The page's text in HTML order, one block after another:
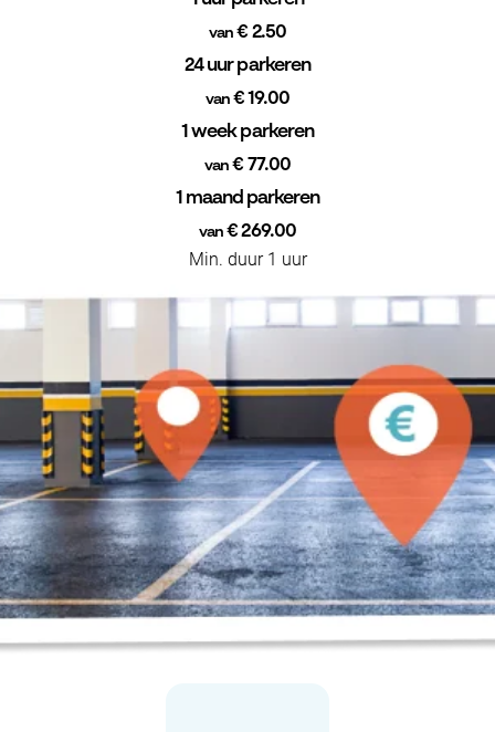
van € 2.50
24 uur parkeren
van€ 19.00
1 week parkeren
van € 77.00
1 maand parkeren
van € 269.00
Min. duur 1 uur